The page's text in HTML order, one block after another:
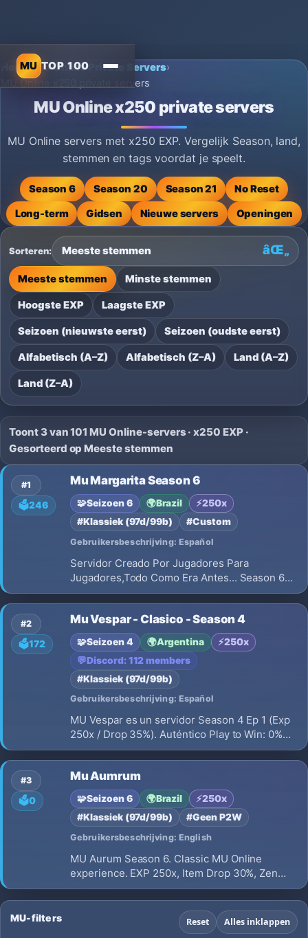
MU TOP 100
Home›MU Online Private Servers›
MU Online x250 private servers
MU Online x250 private servers
MU Online servers met x250 EXP. Vergelijk Season, land,
stemmen en tags voordat je speelt.
Season 6 Season 20 Season 21
No Reset
Long-term
Gidsen Nieuwe servers Openingen
Sorteren:
Meeste stemmen Minste stemmen
Hoogste EXP Laagste EXP
Seizoen (nieuwste eerst) Seizoen (oudste eerst)
Alfabetisch (A–Z) Alfabetisch (Z–A) Land (A–Z)
Land (Z–A)
Toont 3 van 101 MU Online-servers · x250 EXP ·
Gesorteerd op Meeste stemmen
#1
🗳️246
Mu Margarita Season 6
🧩Seizoen 6 🌍Brazil ⚡250x
#Klassiek (97d/99b)
#Custom
Gebruikersbeschrijving: Español
Servidor Creado Por Jugadores Para
Jugadores,Todo Como Era Antes... Season 6
Clasico Real,Sin Custom,Sin Inventos Locos.
#2
🗳️172
Mu Vespar - Clasico - Season 4
🧩Seizoen 4 🌍Argentina ⚡250x
💬Discord: 112 members
#Klassiek (97d/99b)
Gebruikersbeschrijving: Español
MU Vespar es un servidor Season 4 Ep 1 (Exp
250x / Drop 35%). Auténtico Play to Win: 0%
Webshop de ítems Full, máximo 3 opciones
excelentes y resets sin borrar stats. Consigue
tu VIP gratis jugando. ¡Únete a la nostalgia
clásica!
#3
🗳️0
Mu Aumrum
🧩Seizoen 6 🌍Brazil ⚡250x
#Klassiek (97d/99b)
#Geen P2W
Gebruikersbeschrijving: English
MU Aurum Season 6. Classic MU Online
experience. EXP 250x, Item Drop 30%, Zen
Drop 50%, point based reset system, vanilla
gameplay, no item sales and constant
MU-filters Reset Alles inklappen